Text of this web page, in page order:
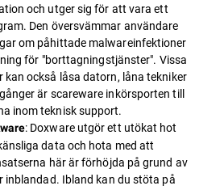
och utger sig för att vara ett
Den översvämmar användare
om påhittade malwareinfektioner
för "borttagningstjänster". Vissa
kan också låsa datorn, låna tekniker
är scareware inkörsporten till
inom teknisk support.
: Doxware utgör ett utökat hot
data och hota med att
här är förhöjda på grund av
inblandad. Ibland kan du stöta på